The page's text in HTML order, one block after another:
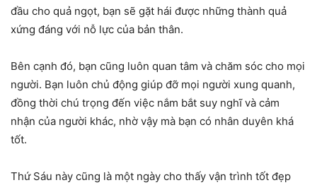
đầu cho quả ngọt, bạn sẽ gặt hái được những thành quả
xứng đáng với nỗ lực của bản thân.
Bên cạnh đó, bạn cũng luôn quan tâm và chăm sóc cho mọi
người. Bạn luôn chủ động giúp đỡ mọi người xung quanh,
đồng thời chú trọng đến việc nắm bắt suy nghĩ và cảm
nhận của người khác, nhờ vậy mà bạn có nhân duyên khá
tốt.
Thứ Sáu này cũng là một ngày cho thấy vận trình tốt đẹp